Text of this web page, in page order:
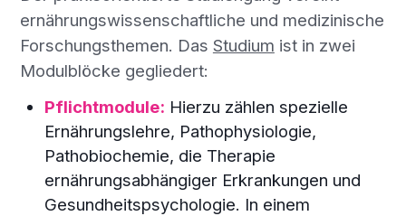
ernährungswissenschaftliche und medizinische
Forschungsthemen. Das Studium ist in zwei
Modulblöcke gegliedert:
Pflichtmodule: Hierzu zählen spezielle
Ernährungslehre, Pathophysiologie,
Pathobiochemie, die Therapie
ernährungsabhängiger Erkrankungen und
Gesundheitspsychologie. In einem